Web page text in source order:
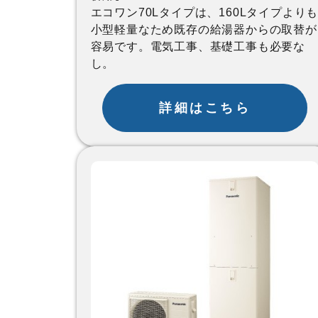
エコワン70Lタイプは、160Lタイプよりも
小型軽量なため既存の給湯器からの取替が
容易です。電気工事、基礎工事も必要な
し。
詳細はこちら